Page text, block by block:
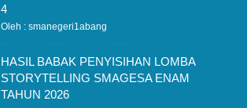
4
Oleh : smanegeri1abang
HASIL BABAK PENYISIHAN LOMBA
STORYTELLING SMAGESA ENAM
TAHUN 2026